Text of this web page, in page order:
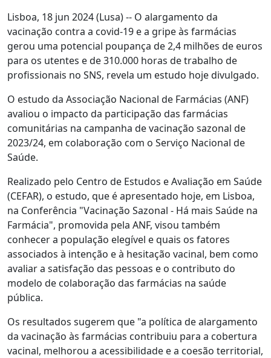
Lisboa, 18 jun 2024 (Lusa) -- O alargamento da
vacinação contra a covid-19 e a gripe às farmácias
gerou uma potencial poupança de 2,4 milhões de euros
para os utentes e de 310.000 horas de trabalho de
profissionais no SNS, revela um estudo hoje divulgado.
O estudo da Associação Nacional de Farmácias (ANF)
avaliou o impacto da participação das farmácias
comunitárias na campanha de vacinação sazonal de
2023/24, em colaboração com o Serviço Nacional de
Saúde.
Realizado pelo Centro de Estudos e Avaliação em Saúde
(CEFAR), o estudo, que é apresentado hoje, em Lisboa,
na Conferência "Vacinação Sazonal - Há mais Saúde na
Farmácia", promovida pela ANF, visou também
conhecer a população elegível e quais os fatores
associados à intenção e à hesitação vacinal, bem como
avaliar a satisfação das pessoas e o contributo do
modelo de colaboração das farmácias na saúde
pública.
Os resultados sugerem que "a política de alargamento
da vacinação às farmácias contribuiu para a cobertura
vacinal, melhorou a acessibilidade e a coesão territorial,